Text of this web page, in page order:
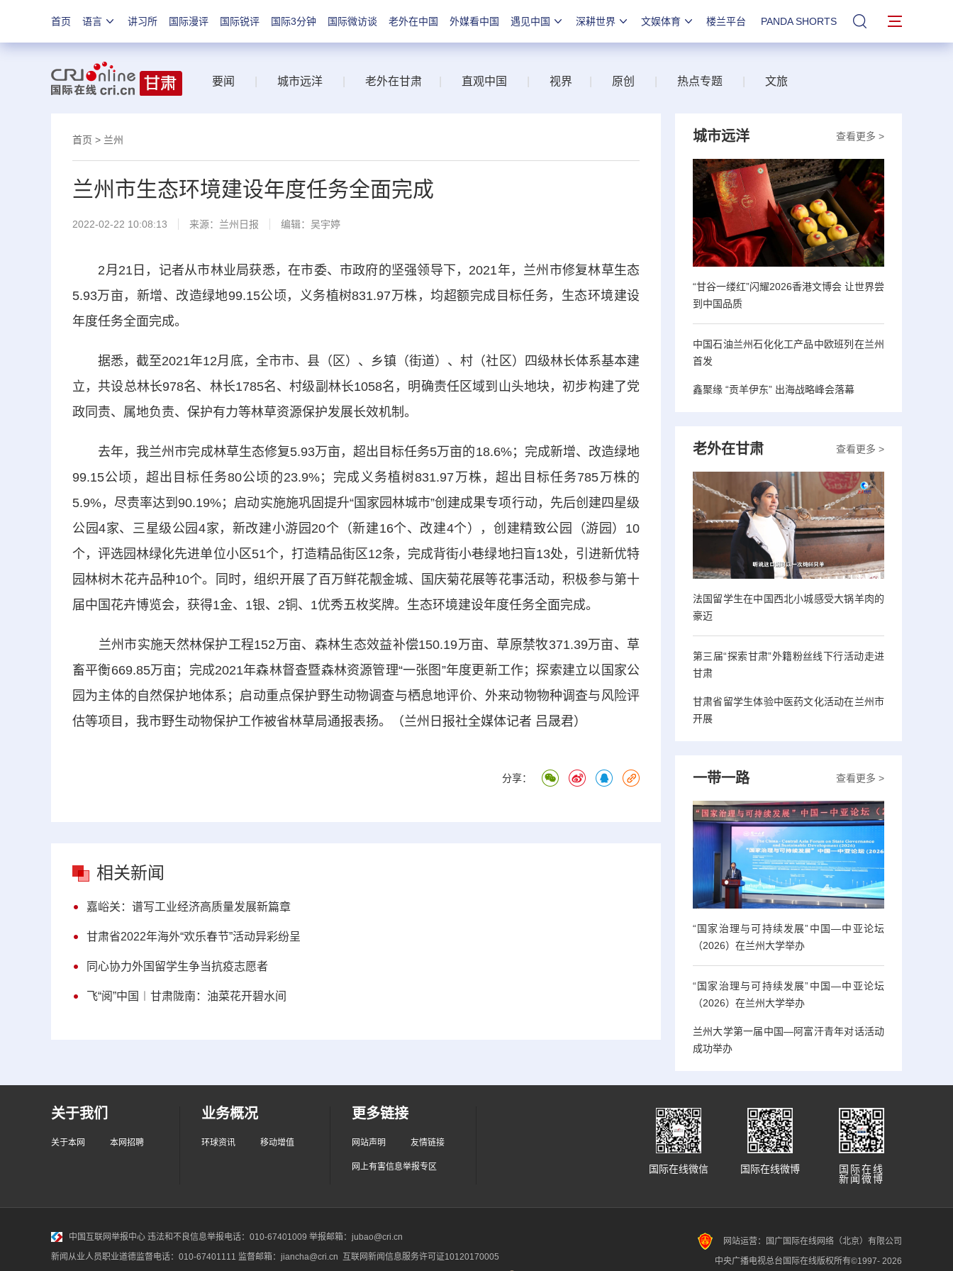
首页 语言 讲习所 国际漫评 国际锐评 国际3分钟 国际微访谈 老外在中国 外媒看中国 遇见中国 深耕世界 文娱体育 楼兰平台 PANDA SHORTS 站内搜索
要闻 城市远洋 老外在甘肃 直观中国 视界 原创 热点专题 文旅
首页 > 兰州
兰州市生态环境建设年度任务全面完成
2022-02-22 10:08:13 来源： 兰州日报 编辑：吴宇婷
2月21日，记者从市林业局获悉，在市委、市政府的坚强领导下，2021年，兰州市修复林草生态
5.93万亩，新增、改造绿地99.15公顷，义务植树831.97万株，均超额完成目标任务，生态环境建设
年度任务全面完成。
据悉，截至2021年12月底，全市市、县（区）、乡镇（街道）、村（社区）四级林长体系基本建
立，共设总林长978名、林长1785名、村级副林长1058名，明确责任区域到山头地块，初步构建了党
政同责、属地负责、保护有力等林草资源保护发展长效机制。
去年，我兰州市完成林草生态修复5.93万亩，超出目标任务5万亩的18.6%；完成新增、改造绿地
99.15公顷，超出目标任务80公顷的23.9%；完成义务植树831.97万株，超出目标任务785万株的
5.9%，尽责率达到90.19%；启动实施施巩固提升“国家园林城市”创建成果专项行动，先后创建四星级
公园4家、三星级公园4家，新改建小游园20个（新建16个、改建4个），创建精致公园（游园）10
个，评选园林绿化先进单位小区51个，打造精品街区12条，完成背街小巷绿地扫盲13处，引进新优特
园林树木花卉品种10个。同时，组织开展了百万鲜花靓金城、国庆菊花展等花事活动，积极参与第十
届中国花卉博览会，获得1金、1银、2铜、1优秀五枚奖牌。生态环境建设年度任务全面完成。
兰州市实施天然林保护工程152万亩、森林生态效益补偿150.19万亩、草原禁牧371.39万亩、草
畜平衡669.85万亩；完成2021年森林督查暨森林资源管理“一张图”年度更新工作；探索建立以国家公
园为主体的自然保护地体系；启动重点保护野生动物调查与栖息地评价、外来动物物种调查与风险评
估等项目，我市野生动物保护工作被省林草局通报表扬。（兰州日报社全媒体记者 吕晟君）
分享：
相关新闻
嘉峪关：谱写工业经济高质量发展新篇章
甘肃省2022年海外“欢乐春节”活动异彩纷呈
同心协力外国留学生争当抗疫志愿者
飞“阅”中国︱甘肃陇南：油菜花开碧水间
查看更多 >
城市远洋
“甘谷一缕红”闪耀2026香港文博会 让世界尝
到中国品质
中国石油兰州石化化工产品中欧班列在兰州
首发
鑫聚缘 “贡羊伊东” 出海战略峰会落幕
查看更多 >
老外在甘肃
法国留学生在中国西北小城感受大锅羊肉的
豪迈
第三届“探索甘肃”外籍粉丝线下行活动走进
甘肃
甘肃省留学生体验中医药文化活动在兰州市
开展
查看更多 >
一带一路
“国家治理与可持续发展”中国—中亚论坛
（2026）在兰州大学举办
“国家治理与可持续发展”中国—中亚论坛
（2026）在兰州大学举办
兰州大学第一届中国—阿富汗青年对话活动
成功举办
关于我们
关于本网 本网招聘
业务概况
环球资讯 移动增值
更多链接
网站声明 友情链接
网上有害信息举报专区
国际在线
新闻微博
国际在线微博
国际在线微信
中国互联网举报中心 违法和不良信息举报电话：010-67401009 举报邮箱：jubao@cri.cn
新闻从业人员职业道德监督电话：010-67401111 监督邮箱：jiancha@cri.cn 互联网新闻信息服务许可证10120170005
网站运营：国广国际在线网络（北京）有限公司
中央广播电视总台国际在线版权所有©1997- 2026